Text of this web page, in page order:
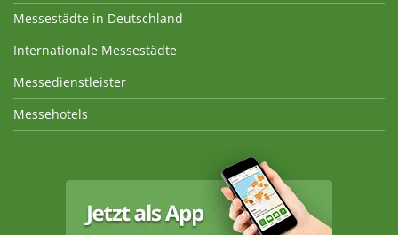
Messestädte in Deutschland
Internationale Messestädte
Messedienstleister
Messehotels